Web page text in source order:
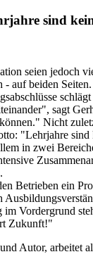
sind
seien jedoch
auf beiden
sagt
Nicht
"Lehrjahre sind
in zwei
Betrieben ein
Vordergrund
Zukunft!"
Autor, arbeitet